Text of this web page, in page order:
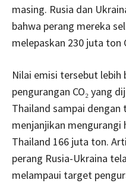
masing. Rusia dan
bahwa perang mereka
melepaskan 230 juta ton
Nilai emisi tersebut
pengurangan CO₂ yang
Thailand sampai dengan
menjanjikan mengurangi
Thailand 166 juta ton.
perang Rusia-Ukraina
melampaui target